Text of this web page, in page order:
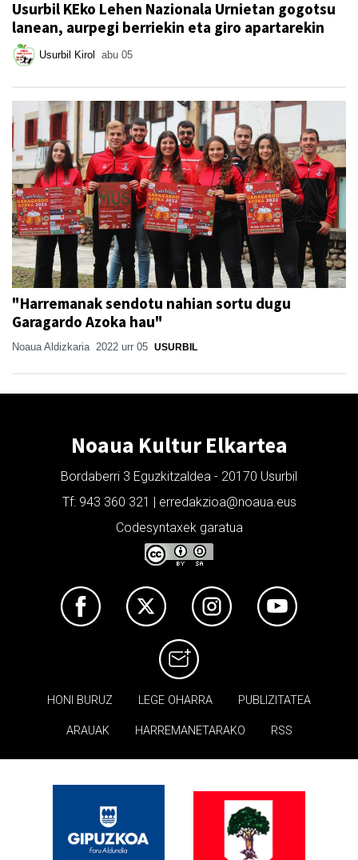
Usurbil KEko Lehen Nazionala Urnietan gogotsu
lanean, aurpegi berriekin eta giro apartarekin
Usurbil Kirol abu 05
"Harremanak sendotu nahian sortu dugu
Garagardo Azoka hau"
Noaua Aldizkaria 2022 urr 05 USURBIL
Noaua Kultur Elkartea
Bordaberri 3 Eguzkitzaldea - 20170 Usurbil
Tf: 943 360 321 | erredakzioa@noaua.eus
Codesyntaxek garatua
HONI BURUZ LEGE OHARRA PUBLIZITATEA
ARAUAK HARREMANETARAKO RSS